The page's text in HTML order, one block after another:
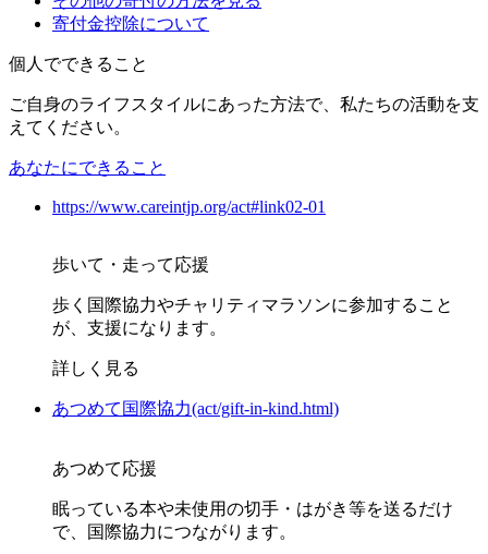
寄付金控除について
個人でできること
ご自身のライフスタイルにあった方法で、私たちの活動を支
えてください。
あなたにできること
https://www.careintjp.org/act#link02-01
歩いて・走って応援
歩く国際協力やチャリティマラソンに参加すること
が、支援になります。
詳しく見る
あつめて国際協力(act/gift-in-kind.html)
あつめて応援
眠っている本や未使用の切手・はがき等を送るだけ
で、国際協力につながります。